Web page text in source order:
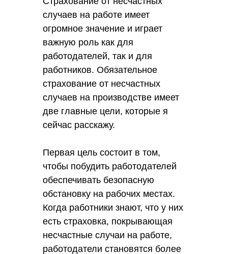
случаев на работе имеет
огромное значение и играет
важную роль как для
работодателей, так и для
работников. Обязательное
страхование от несчастных
случаев на производстве имеет
две главные цели, которые я
сейчас расскажу.
Первая цель состоит в том,
чтобы побудить работодателей
обеспечивать безопасную
обстановку на рабочих местах.
Когда работники знают, что у них
есть страховка, покрывающая
несчастные случаи на работе,
работодатели становятся более